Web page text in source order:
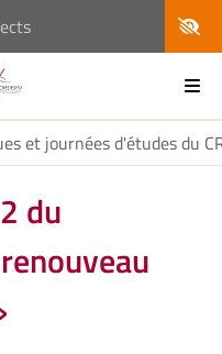
et journées d'études du
du